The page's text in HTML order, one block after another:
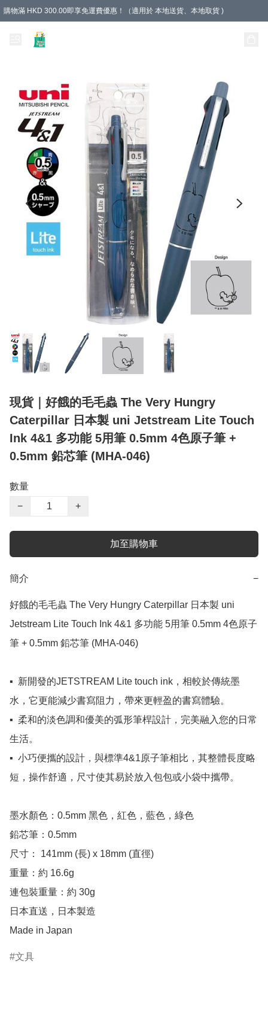
購物滿 HKD 300.00即享免運費優惠！（適用於 本地送貨、本地取貨 )
現貨｜好餓的毛毛蟲 The Very Hungry
Caterpillar 日本製 uni Jetstream Lite Touch
Ink 4&1 多功能 5用筆 0.5mm 4色原子筆 +
0.5mm 鉛芯筆 (MHA-046)
數量
−
+
加至購物車
簡介 −
好餓的毛毛蟲 The Very Hungry Caterpillar 日本製 uni
Jetstream Lite Touch Ink 4&1 多功能 5用筆 0.5mm 4色原子
筆 + 0.5mm 鉛芯筆 (MHA-046)
▪️  新開發的JETSTREAM Lite touch ink，相較於傳統墨
水，它更能減少書寫阻力，帶來更輕盈的書寫體驗。
▪️  柔和的淡色調和優美的弧形筆桿設計，完美融入您的日常
生活。
▪️  小巧便攜的設計，與標準4&1原子筆相比，其整體長度略
短，操作舒適，尺寸使其易於放入包包或小袋中攜帶。
墨水顏色：0.5mm 黑色，紅色，藍色，綠色
鉛芯筆：0.5mm
尺寸： 141mm (長) x 18mm (直徑)
重量：約 16.6g
連包裝重量：約 30g
日本直送，日本製造
Made in Japan
文具